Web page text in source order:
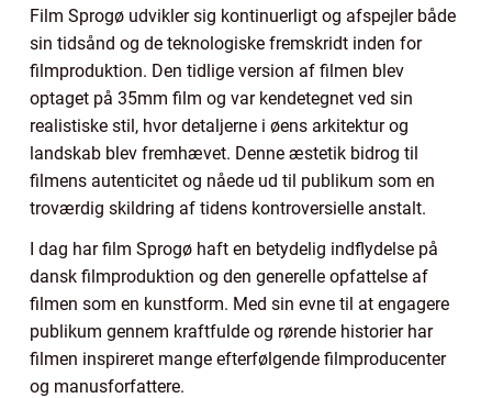
Film Sprogø udvikler sig kontinuerligt og afspejler både
sin tidsånd og de teknologiske fremskridt inden for
filmproduktion. Den tidlige version af filmen blev
optaget på 35mm film og var kendetegnet ved sin
realistiske stil, hvor detaljerne i øens arkitektur og
landskab blev fremhævet. Denne æstetik bidrog til
filmens autenticitet og nåede ud til publikum som en
troværdig skildring af tidens kontroversielle anstalt.
I dag har film Sprogø haft en betydelig indflydelse på
dansk filmproduktion og den generelle opfattelse af
filmen som en kunstform. Med sin evne til at engagere
publikum gennem kraftfulde og rørende historier har
filmen inspireret mange efterfølgende filmproducenter
og manusforfattere.